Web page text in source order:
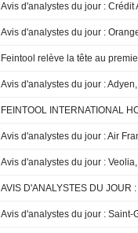
Feintool relève la tête au
Avis d'analystes du jour :